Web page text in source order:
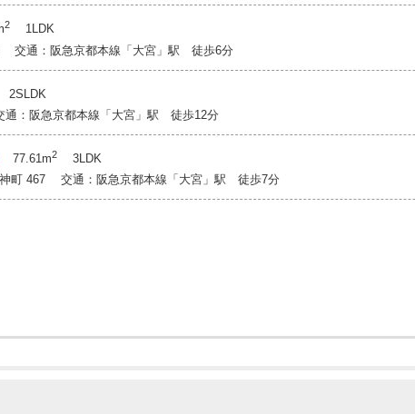
2
1LDK
交通：阪急京都本線「大宮」駅 徒歩6分
2SLDK
通：阪急京都本線「大宮」駅 徒歩12分
77.61m2
3LDK
神町 467 交通：阪急京都本線「大宮」駅 徒歩7分